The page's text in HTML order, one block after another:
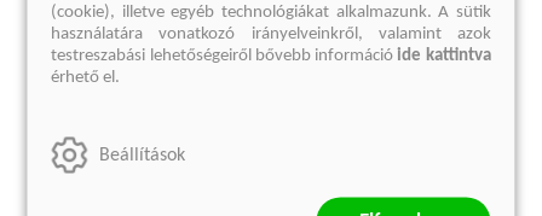
Olvass bele
Megnézem
(cookie), illetve egyéb technológiákat alkalmazunk. A sütik
használatára vonatkozó irányelveinkről, valamint azok
testreszabási lehetőségeiről bővebb információide kattintva
érhető el.
Beállítások